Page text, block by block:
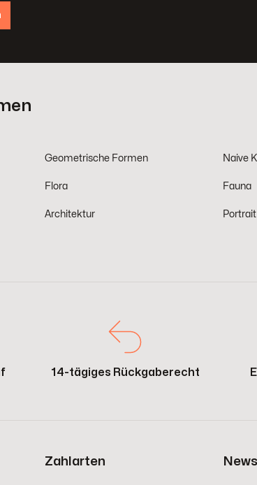
Geometrische Formen Naive
Flora Fauna
Architektur Portrait
14-tägiges Rückgaberecht
Zahlarten